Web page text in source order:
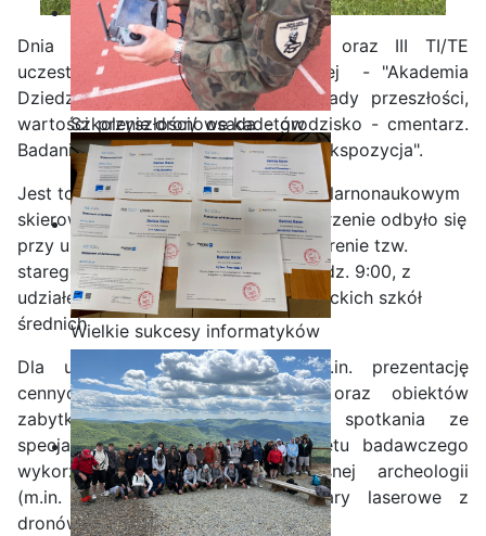
Szkolenie dronowe kadetów
OPW w Staszicu
Wielkie sukcesy informatyków
ze Staszica w Akademii
CISCO!
Dnia 26 września klasy I TI/TE oraz III TI/TE
uczestniczyły w Imprezie Plenerowej - "Akademia
Dziedzictwa, Stare Miasto Iłża - ślady przeszłości,
wartości przyszłości/ osada - grodzisko - cmentarz.
Badania archeologiczne, warsztaty i ekspozycja".
Jest to inicjatywa o charakterze popularnonaukowym
skierowana dla społeczeństwa. Wydarzenie odbyło się
przy ul. Staromiejskiej 50 w Iłży, na terenie tzw.
starego miasta Iłża. Rozpoczęło o godz. 9:00, z
udziałem m.in. uczennic i uczniów iłżeckich szkół
średnich
Dla uczestników zaplanowano m.in. prezentację
cennych i wyjątkowych miejsc oraz obiektów
zabytkowych Iłży, bezpośrednie spotkania ze
specjalistami, a także pokaz sprzętu badawczego
wykorzystywanego we współczesnej archeologii
(m.in. badania geofizyczne, pomiary laserowe z
dronów czy skanery strukturalne).